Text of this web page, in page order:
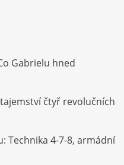
Gabrielu hned
čtyř revolučních
Technika 4-7-8, armádní